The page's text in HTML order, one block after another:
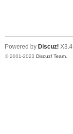
Powered by Discuz! X3.4
© 2001-2023 Discuz! Team